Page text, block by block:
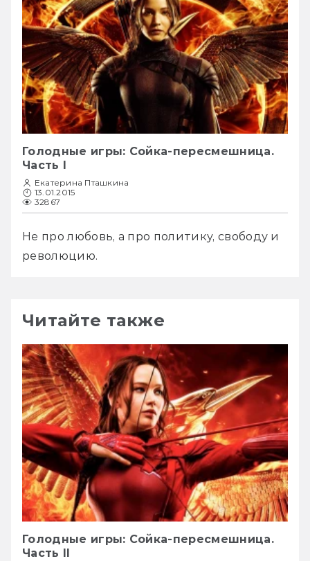
Голодные игры: Сойка-пересмешница.
Часть I
Екатерина Пташкина
13.01.2015
32867
Не про любовь, а про политику, свободу и
революцию.
Читайте также
Голодные игры: Сойка-пересмешница.
Часть II